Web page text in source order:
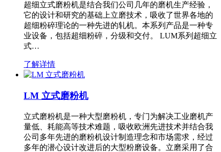
超细立式磨粉机是结合我们公司几年的磨机生产经验，
它的设计和研究的基础上立磨技术，吸收了世界各地的
超细粉碎理论的一种先进的轧机。本系列产品是一种专
业设备，包括超细粉碎，分级和交付。 LUM系列超细立
式…
了解详情
LM 立式磨粉机
立式磨粉机是一种大型磨粉机，专门为解决工业磨机产
量低、耗能高等技术难题，吸收欧洲先进技术并结合我
公司多年先进的磨粉机设计制造理念和市场需求，经过
多年的潜心设计改进后的大型粉磨设备。立磨采用了合